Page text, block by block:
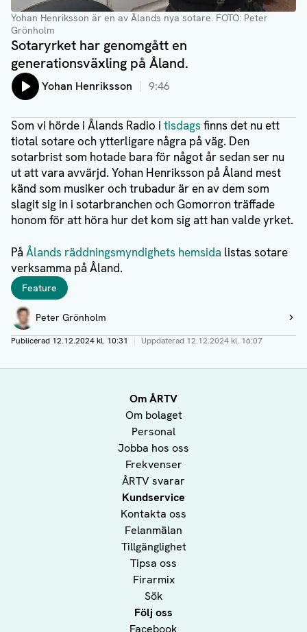
Yohan Henriksson är en av Ålands nya sotare. FOTO: Peter
Grönholm
Sotaryrket har genomgått en
generationsväxling på Åland.
Lyssna på:
Yohan Henriksson 9:46
Som vi hörde i Ålands Radio i tisdagsfinns det nu ett
tiotal sotare och ytterligare några på väg. Den
sotarbrist som hotade bara för något år sedan ser nu
ut att vara avvärjd. Yohan Henriksson på Åland mest
känd som musiker och trubadur är en av dem som
slagit sig in i sotarbranchen och Gomorron träffade
honom för att höra hur det kom sig att han valde yrket.
På Ålands räddningsmyndighets hemsida listas sotare
verksamma på Åland.
Taggar
Feature
Författare
Peter Grönholm
Visa profil
Publicerad 12.12.2024 kl. 10:31 | Uppdaterad 12.12.2024 kl. 16:07
Om ÅRTV
Om bolaget
Personal
Jobba hos oss
Frekvenser
ÅRTV svarar
Kundservice
Kontakta oss
Felanmälan
Tillgänglighet
Tipsa oss
Firarmix
Sök
Följ oss